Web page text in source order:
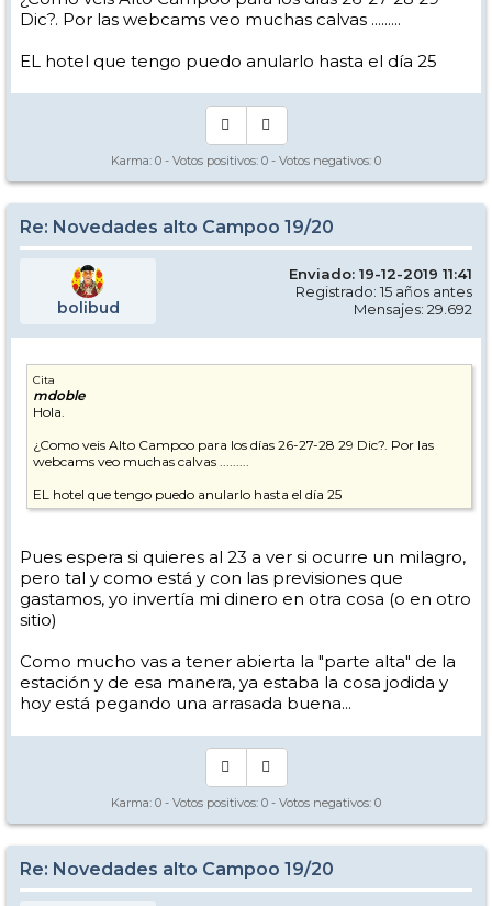
Dic?. Por las webcams veo muchas calvas .........
EL hotel que tengo puedo anularlo hasta el día 25
Karma: 0 - Votos positivos: 0 - Votos negativos: 0
Re: Novedades alto Campoo 19/20
bolibud
Enviado: 19-12-2019 11:41
Registrado: 15 años antes
Mensajes: 29.692
Cita
mdoble
Hola.
¿Como veis Alto Campoo para los días 26-27-28 29 Dic?. Por las
webcams veo muchas calvas .........
EL hotel que tengo puedo anularlo hasta el día 25
Pues espera si quieres al 23 a ver si ocurre un milagro,
pero tal y como está y con las previsiones que
gastamos, yo invertía mi dinero en otra cosa (o en otro
sitio)
Como mucho vas a tener abierta la "parte alta" de la
estación y de esa manera, ya estaba la cosa jodida y
hoy está pegando una arrasada buena...
Karma: 0 - Votos positivos: 0 - Votos negativos: 0
Re: Novedades alto Campoo 19/20